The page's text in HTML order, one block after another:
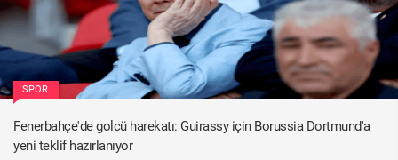
SPOR
Fenerbahçe'de golcü harekatı: Guirassy için Borussia Dortmund'a
yeni teklif hazırlanıyor